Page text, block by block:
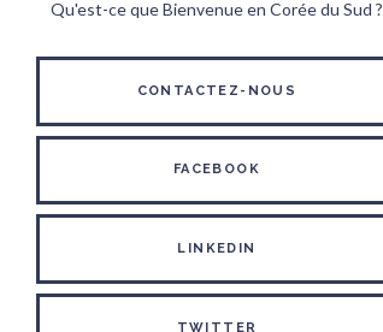
Qu'est-ce que Bienvenue en Corée du Sud ?
CONTACTEZ-NOUS
FACEBOOK
LINKEDIN
TWITTER